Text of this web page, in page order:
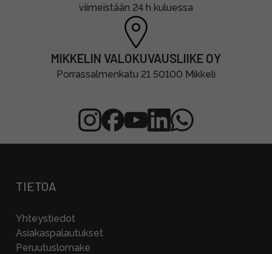
viimeistään 24 h kuluessa
MIKKELIN VALOKUVAUSLIIKE OY
Porrassalmenkatu 21 50100 Mikkeli
TIETOA
Yhteystiedot
Asiakaspalautukset
Peruutuslomake